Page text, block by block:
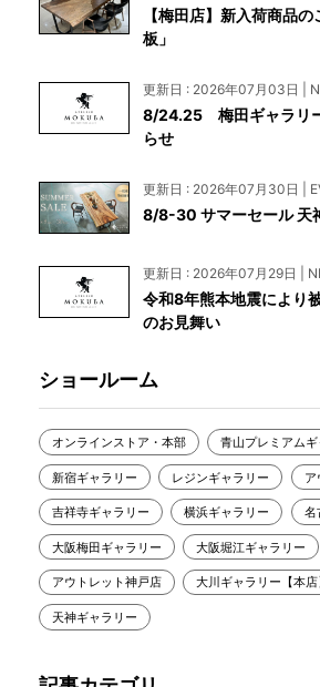
【梅田店】新入荷商品
板」
更新日 : 2026年07月03日 |
8/24.25 梅田ギャラリ
らせ
更新日 : 2026年07月30日 |
8/8-30 サマーセール 天
更新日 : 2026年07月29日 |
令和8年熊本地震により
のお見舞い
ショールーム
オンラインストア・本部 青山プレミアム
新宿ギャラリー レジンギャラリー ア
吉祥寺ギャラリー 横浜ギャラリー 名
大阪梅田ギャラリー 大阪堀江ギャラリー
アウトレット神戸店 大川ギャラリー【本店
天神ギャラリー